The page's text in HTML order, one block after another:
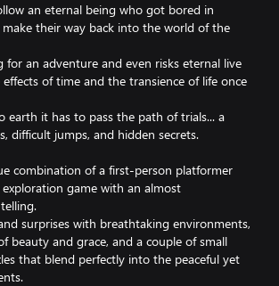
an eternal being who got bored in
their way back into the world of the
for an adventure and even risks eternal live
of time and the transience of life once
earth it has to pass the path of trials... a
difficult jumps, and hidden secrets.
combination of a first-person platformer
game with an almost
surprises with breathtaking environments,
beauty and grace, and a couple of small
that blend perfectly into the peaceful yet